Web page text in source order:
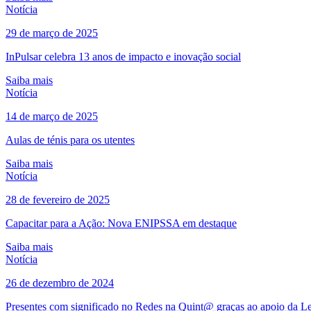
Notícia
29 de março de 2025
InPulsar celebra 13 anos de impacto e inovação social
Saiba mais
Notícia
14 de março de 2025
Aulas de ténis para os utentes
Saiba mais
Notícia
28 de fevereiro de 2025
Capacitar para a Ação: Nova ENIPSSA em destaque
Saiba mais
Notícia
26 de dezembro de 2024
Presentes com significado no Redes na Quint@ graças ao apoio da